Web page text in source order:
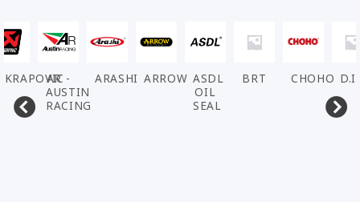
AR -
AUSTIN
RACING
ARASHI ARROW ASDL
OIL
SEAL
BRT CHOHO